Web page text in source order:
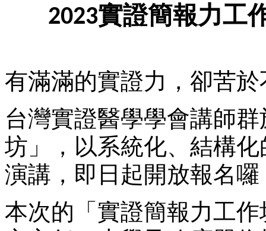
2023實證簡報力工
有滿滿的實證力，卻苦
台灣實證醫學學會講師群
坊」，以系統化、結構
演講，即日起開放報名囉
本次的「實證簡報力工